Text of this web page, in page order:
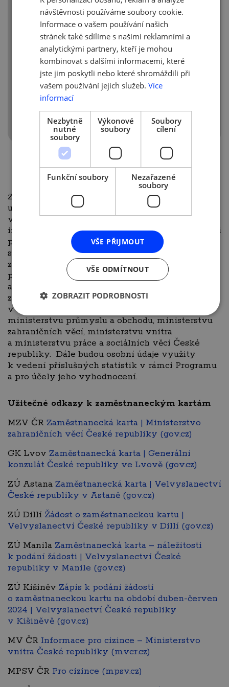
musí být zveřejněna před zařazením
žadatele do Programu. Mzdová podmínka
Programu je, že mzda uvedená v hlášence
musí být minimálně 1,22 násobek
minimální mzdy (měsíční či hodinové)
platné pro daný rok; je-li uváděna mzda
ve formátu „od …“ musí být uvedená částka
na této úrovni. V hlášence uvedená
skupina povolání musí odpovídat
OCHRANA OSOBNÍCH ÚDAJŮ
Zaměstnavatelé by si měli vyžádat souhlas
uchazečů s poskytováním osobních údajů
v přibližně následujícím rozsahu: uchazeči jsou
informováni, že jejich osobní údaje, které poskytli
pro účely zařazení do Programu, jsou v souladu
s Nařízením GDPR zpracovávány
zaměstnavatelem v případě vzniku jakéhokoli
pracovního poměru. V souvislosti s podáním
a vyřizováním žádostí o zařazení do Programu a o
zaměstnaneckou kartu jsou jejich osobní údaje
v nezbytném rozsahu předávány garantům,
ministerstvu průmyslu a obchodu, ministerstvu
zahraničních věcí, ministerstvu vnitra
a ministerstvu práce a sociálních věcí České
republiky. Dále budou osobní údaje využity
k vedení příslušných statistik v rámci Programu
a pro účely jeho vyhodnocení.
Užitečné odkazy k zaměstnaneckým kartám
MZV ČR Zaměstnanecká karta | Ministerstvo
zahraničních věcí České republiky (gov.cz)
GK Lvov Zaměstnanecká karta | Generální
konzulát České republiky ve Lvově (gov.cz)
ZÚ Astana Zaměstnanecká karta | Velvyslanectví
České republiky v Astaně (gov.cz)
ZÚ Dillí Žádost o zaměstnaneckou kartu |
Velvyslanectví České republiky v Dillí (gov.cz)
ZÚ Manila Zaměstnanecká karta – náležitosti
k podání žádosti | Velvyslanectví České
republiky v Manile (gov.cz)
ZÚ Kišiněv Zápis k podání žádostí
o zaměstnaneckou kartu na období duben-červen
2024 | Velvyslanectví České republiky
v Kišiněvě (gov.cz)
MV ČR Informace pro cizince – Ministerstvo
vnitra České republiky (mvcr.cz)
MPSV ČR Pro cizince (mpsv.cz)
ENGLISH
návštěvnosti používáme soubory cookie.
Informace o vašem používání našich
stránek také sdílíme s našimi reklamními a
analytickými partnery, kteří je mohou
kombinovat s dalšími informacemi, které
jste jim poskytli nebo které shromáždili při
vašem používání jejich služeb. Více
informací
Nezbytně
nutné
soubory
Výkonové
soubory
Soubory
cílení
Funkční soubory
Nezařazené
soubory
VŠE PŘIJMOUT
VŠE ODMÍTNOUT
ZOBRAZIT PODROBNOSTI